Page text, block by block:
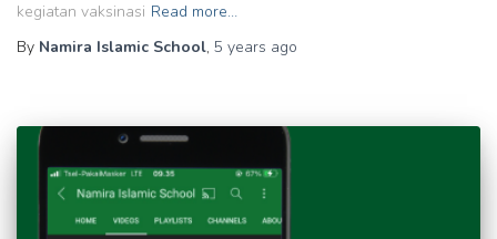
kegiatan vaksinasi Read more…
By Namira Islamic School, 5 years ago